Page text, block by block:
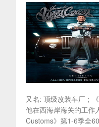
又名: 顶级改装车厂；
他在西海岸海关的工作
Customs》第1-6季全